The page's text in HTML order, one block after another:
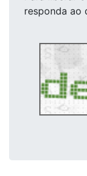
responda ao